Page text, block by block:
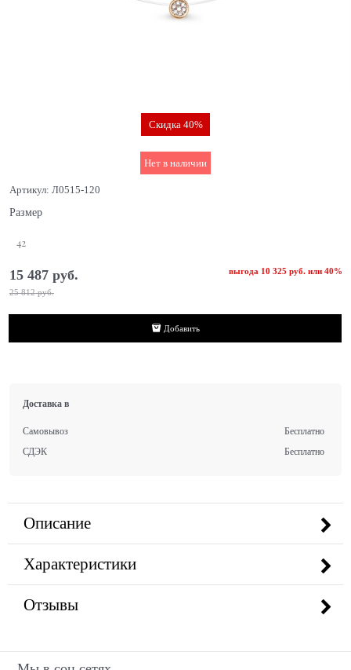
Скидка 40%
Нет в наличии
Артикул: Л0515-120
Размер
42
25 812 руб.
15 487 руб. выгода 10 325 руб.или 40%
Добавить
Доставка в
Самовывоз
Бесплатно
СДЭК
Бесплатно
Описание
Характеристики
Отзывы